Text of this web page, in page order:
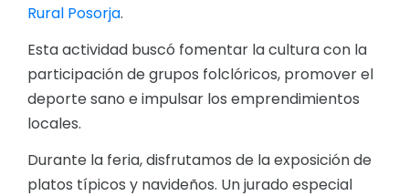
Obras y proyectos
Rural Posorja.
Esta actividad buscó fomentar la cultura con la
participación de grupos folclóricos, promover el
deporte sano e impulsar los emprendimientos
locales.
Durante la feria, disfrutamos de la exposición de
platos típicos y navideños. Un jurado especial